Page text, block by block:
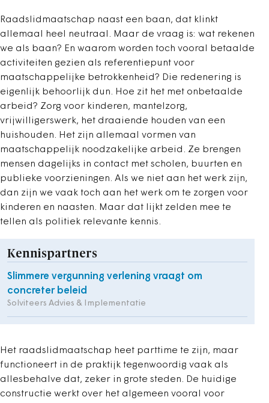
Raadslidmaatschap naast een baan, dat klinkt
allemaal heel neutraal. Maar de vraag is: wat rekenen
we als baan? En waarom worden toch vooral betaalde
activiteiten gezien als referentiepunt voor
maatschappelijke betrokkenheid? Die redenering is
eigenlijk behoorlijk dun. Hoe zit het met onbetaalde
arbeid? Zorg voor kinderen, mantelzorg,
vrijwilligerswerk, het draaiende houden van een
huishouden. Het zijn allemaal vormen van
maatschappelijk noodzakelijke arbeid. Ze brengen
mensen dagelijks in contact met scholen, buurten en
publieke voorzieningen. Als we niet aan het werk zijn,
dan zijn we vaak toch aan het werk om te zorgen voor
kinderen en naasten. Maar dat lijkt zelden mee te
tellen als politiek relevante kennis.
Kennispartners
Slimmere vergunning verlening vraagt om
concreter beleid
Solviteers Advies & Implementatie
Het raadslidmaatschap heet parttime te zijn, maar
functioneert in de praktijk tegenwoordig vaak als
allesbehalve dat, zeker in grote steden. De huidige
constructie werkt over het algemeen vooral voor